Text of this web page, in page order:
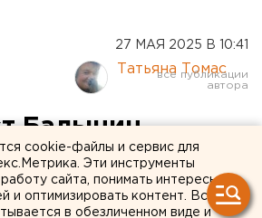
27 МАЯ 2025 В 10:41
Татьяна Томас
Балынин
превращать
в инвестиции
cookie-файлы и сервис для
Эти инструменты
сайта, понимать интересы
и оптимизировать контент. Вся
в обезличенном виде и